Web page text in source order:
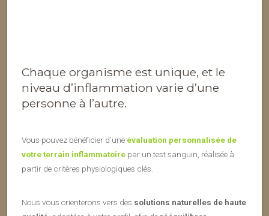
Chaque organisme est unique, et le
niveau d’inflammation varie d’une
personne à l’autre.
Vous pouvez bénéficier d’une évaluation personnalisée de
votre terrain inflammatoire par un test sanguin, réalisée à
partir de critères physiologiques clés.
Nous vous orienterons vers des solutions naturelles de haute